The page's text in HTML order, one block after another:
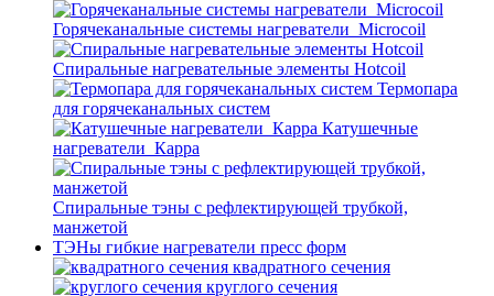
Горячеканальные системы нагреватели_Microcoil
Спиральные нагревательные элементы Hotcoil
Термопара
для горячеканальных систем
Катушечные
нагреватели_Карра
Спиральные тэны с рефлектирующей трубкой,
манжетой
ТЭНы гибкие нагреватели пресс форм
квадратного сечения
круглого сечения